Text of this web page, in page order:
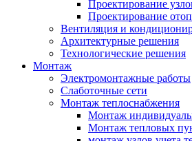
Проектирование
Проектирование
Вентиляция и
Архитектурные решения
Технологические решения
Монтаж
Электромонтажные работы
Слаботочные сети
Монтаж теплоснабжения
Монтаж
Монтаж тепловых